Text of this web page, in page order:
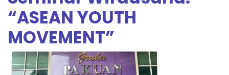
“ASEAN YOUTH
MOVEMENT”